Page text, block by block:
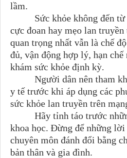
lầm.
Sức khỏe không đến từ
cực đoan hay mẹo lan
quan trọng nhất vẫn là chế
đủ, vận động hợp lý, hạn
khám sức khỏe định kỳ.
Người dân nên tham
y tế trước khi áp dụng các
sức khỏe lan truyền trên
Hãy tỉnh táo trước
khoa học. Đừng để những
chuyên môn đánh đổi bằng
bản thân và gia đình.